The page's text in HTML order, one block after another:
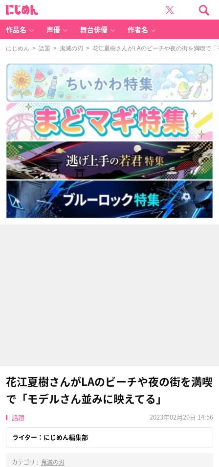
作品名 声優 舞台俳優 作者名
にじめん > 話題 > 鬼滅の刃 > 花江夏樹さんがLAのビーチや夜の街を満喫で
花江夏樹さんがLAのビーチや夜の街を満喫
で「モデルさん並みに映えてる」
話題 2023年02月20日 14:56
ライター：にじめん編集部
カテゴリ : 鬼滅の刃